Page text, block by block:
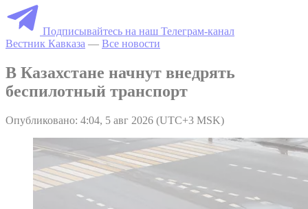
Подписывайтесь на наш Телеграм-канал
Вестник Кавказа — Все новости
В Казахстане начнут внедрять
беспилотный транспорт
Опубликовано: 4:04, 5 авг 2026 (UTC+3 MSK)